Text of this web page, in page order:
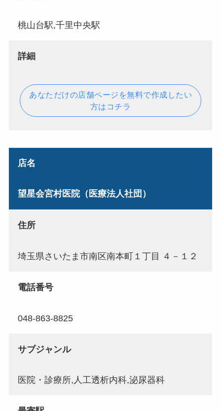
桃山台駅,千里中央駅
詳細
あなただけの店舗ページを無料で作成したい
方はコチラ
店名
望星会宮村医院（医療法人社団）
住所
埼玉県さいたま市南区南本町１丁目 ４－１２
電話番号
048-863-8825
サブジャンル
医院・診療所,人工透析内科,泌尿器科